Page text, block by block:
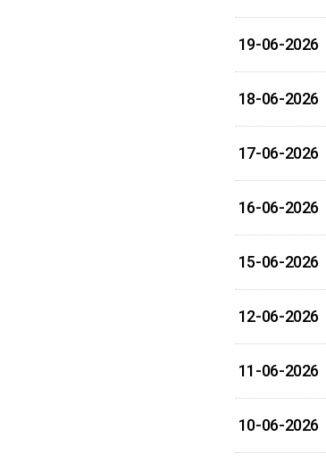
19-06-2026
18-06-2026
17-06-2026
16-06-2026
15-06-2026
12-06-2026
11-06-2026
10-06-2026